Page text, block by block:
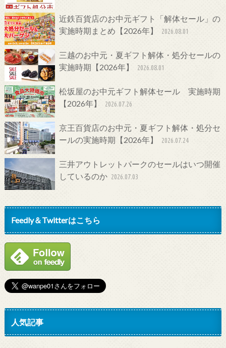
近鉄百貨店のお中元ギフト「解体セール」の
実施時期まとめ【2026年】
2026.08.01
三越のお中元・夏ギフト解体・処分セールの
実施時期【2026年】
2026.08.01
松坂屋のお中元ギフト解体セール 実施時期
【2026年】
2026.07.26
京王百貨店のお中元・夏ギフト解体・処分セ
ールの実施時期【2026年】
2026.07.24
三井アウトレットパークのセールはいつ開催
しているのか 2026.07.03
Feedly＆Twitterはこちら
人気記事